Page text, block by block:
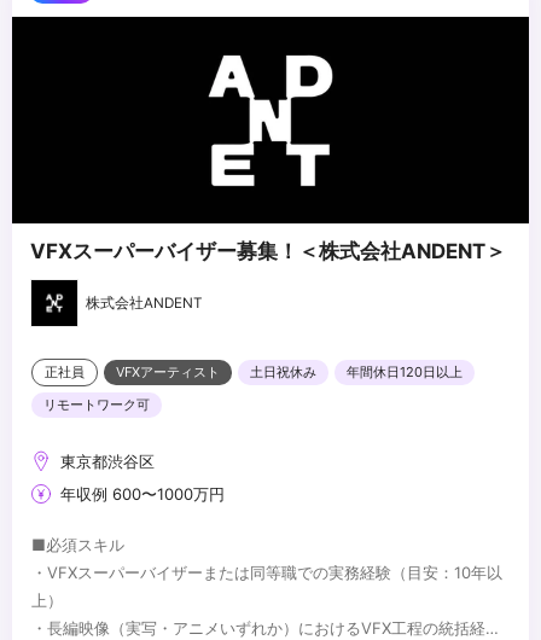
VFXスーパーバイザー募集！＜株式会社ANDENT＞
株式会社ANDENT
正社員 VFXアーティスト 土日祝休み
年間休日120日以上
リモートワーク可
東京都渋谷区
年収例 600〜1000万円
■必須スキル
・VFXスーパーバイザーまたは同等職での実務経験（目安：10年以
上）
・長編映像（実写・アニメいずれか）におけるVFX工程の統括経験